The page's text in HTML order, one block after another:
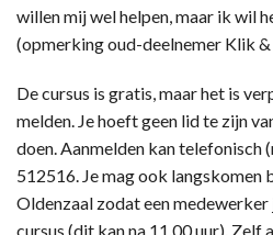
willen mij wel helpen, maar ik wil
(opmerking oud-deelnemer Klik
De cursus is gratis, maar het is
melden. Je hoeft geen lid te zijn
doen. Aanmelden kan telefonisch
512516. Je mag ook langskomen
Oldenzaal zodat een
cursus (dit kan na 11.00 uur). Zelf